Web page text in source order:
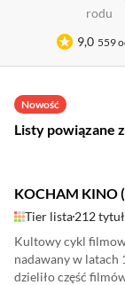
rodu
9,0 559
Nowość
Listy powiązane
KOCHAM KINO
Tier lista212
Kultowy cykl
nadawany w
dzieliło część